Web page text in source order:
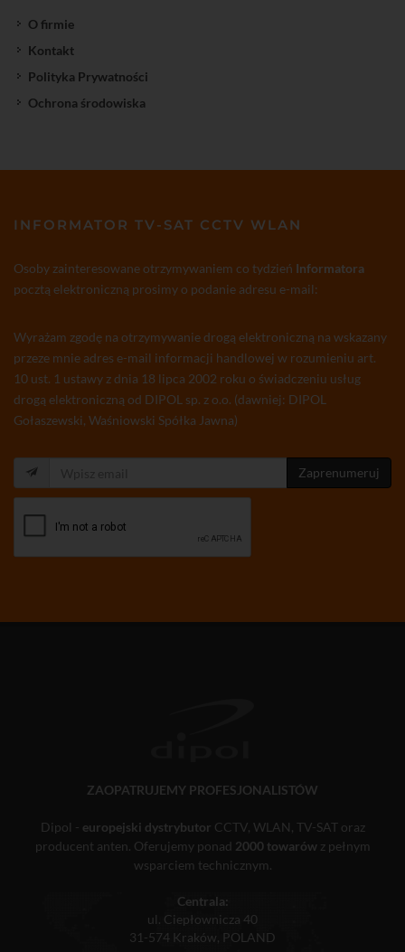
O firmie
Kontakt
Polityka Prywatności
Ochrona środowiska
INFORMATOR TV-SAT CCTV WLAN
Osoby zainteresowane otrzymywaniem co tydzień Informatora
pocztą elektroniczną prosimy o podanie adresu e-mail:
Wyrażam zgodę na otrzymywanie drogą elektroniczną na wskazany
przeze mnie adres e-mail informacji handlowej w rozumieniu art.
10 ust. 1 ustawy z dnia 18 lipca 2002 roku o świadczeniu usług
drogą elektroniczną od DIPOL sp. z o.o. (dawniej: DIPOL
Gołaszewski, Waśniowski Spółka Jawna)
Zaprenumeruj
ZAOPATRUJEMY PROFESJONALISTÓW
Dipol - europejski dystrybutor CCTV, WLAN, TV-SAT oraz
producent anten. Oferujemy ponad 2000 towarówz pełnym
wsparciem technicznym.
Centrala:
ul. Ciepłownicza 40
31-574 Kraków, POLAND